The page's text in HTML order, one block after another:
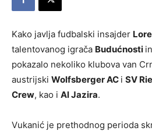
Kako javlja fudbalski insajder
talentovanog igrača Budućnosti
pokazalo nekoliko klubova van
austrijski Wolfsberger AC i SV
Crew, kao i Al Jazira.
Vukanić je prethodnog perioda